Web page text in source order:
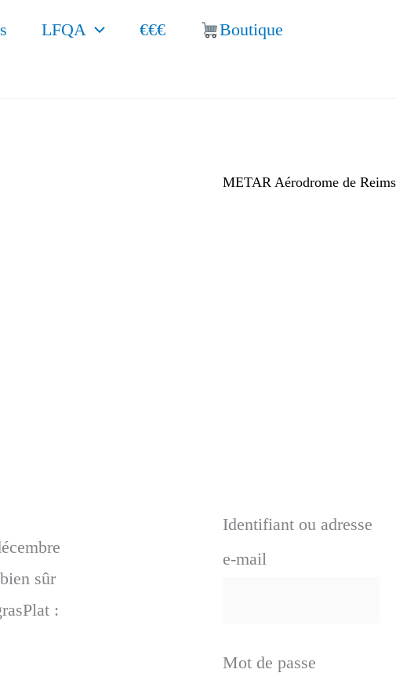
LFQA €€€
Boutique
sûr
:
METAR Aérodrome de
Identifiant ou adresse
e-mail
Mot de passe